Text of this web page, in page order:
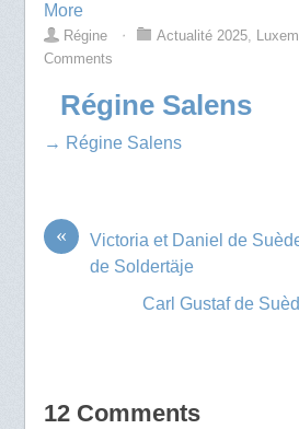
More
Régine ⋅ Actualité 2025,
Comments
Régine Salens
→ Régine Salens
«
Victoria et Daniel de
de Soldertäje
Carl Gustaf de
12 Comments